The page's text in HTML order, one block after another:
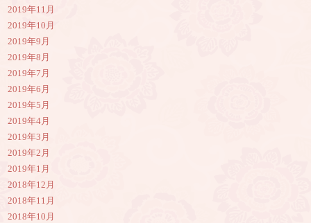
2019年11月
2019年10月
2019年9月
2019年8月
2019年7月
2019年6月
2019年5月
2019年4月
2019年3月
2019年2月
2019年1月
2018年12月
2018年11月
2018年10月